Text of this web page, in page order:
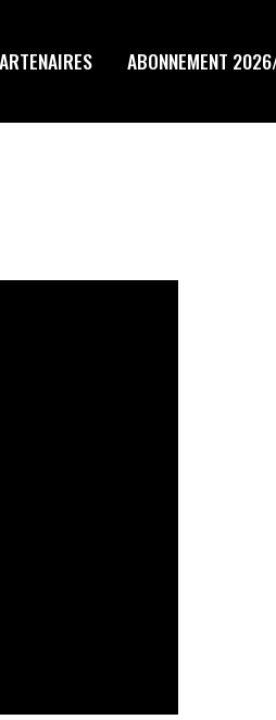
ABONNEMENT